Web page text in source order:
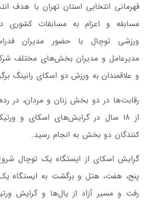
قهرمانی انتخابی استان تهران با هدف
مسابقه و اعزام به مسابقات کشوری
ورزشی توچال با حضور مدیران
مدیرعامل و مدیران بخش‌های مختلف
و علاقمندان به ورزش دو اسکای رانینگ
رقابت‌ها در دو بخش زنان و مردان، در
از 18 سال در گرایش‌های اسکای و
کنندگان دو بخش به انجام رسید.
گرایش اسکای از ایستگاه یک توچال
پنج، هفت، هتل و برگشت به ایستگاه
رفت و مسیر آزاد از یال‌ها و گرایش